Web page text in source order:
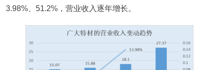
3.98%、51.2%，营业收入逐年增长。